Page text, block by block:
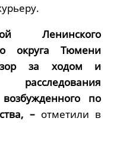
Ленинского
округа Тюмени
за ходом и
по
–отметили в